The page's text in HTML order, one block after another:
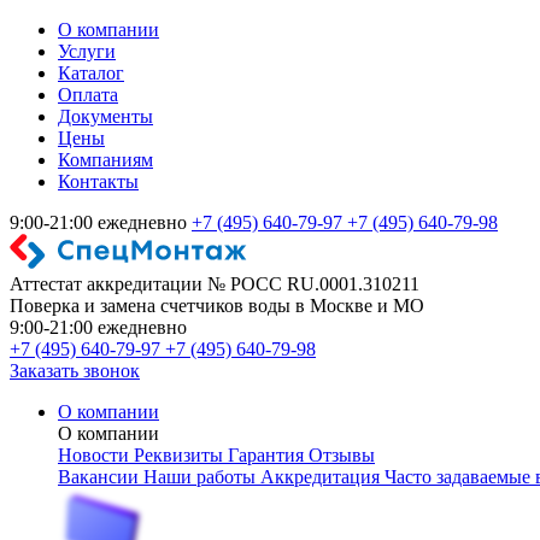
О компании
Услуги
Каталог
Оплата
Документы
Цены
Компаниям
Контакты
9:00-21:00 ежедневно +7 (495) 640-79-97 +7 (495) 640-79-98
Аттестат аккредитации № РОСС RU.0001.310211
Поверка и замена счетчиков воды в Москве и МО
9:00-21:00 ежедневно
+7 (495) 640-79-97 +7 (495) 640-79-98
Заказать звонок
О компании
О компании
Новости Реквизиты Гарантия Отзывы
Вакансии Наши работы Аккредитация Часто задаваемые